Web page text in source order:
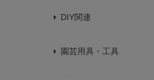
DIY関連
園芸用具・工具